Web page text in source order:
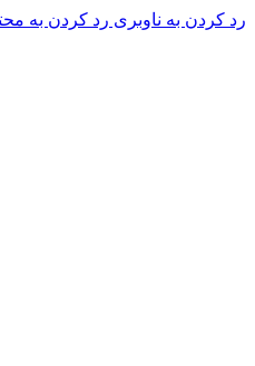
رد کردن به ناوبری رد کردن به